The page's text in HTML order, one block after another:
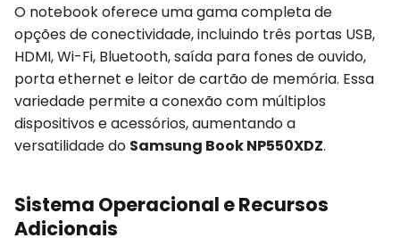
O notebook oferece uma gama completa de
opções de conectividade, incluindo três portas USB,
HDMI, Wi-Fi, Bluetooth, saída para fones de ouvido,
porta ethernet e leitor de cartão de memória. Essa
variedade permite a conexão com múltiplos
dispositivos e acessórios, aumentando a
versatilidade do Samsung Book NP550XDZ.
Sistema Operacional e Recursos
Adicionais